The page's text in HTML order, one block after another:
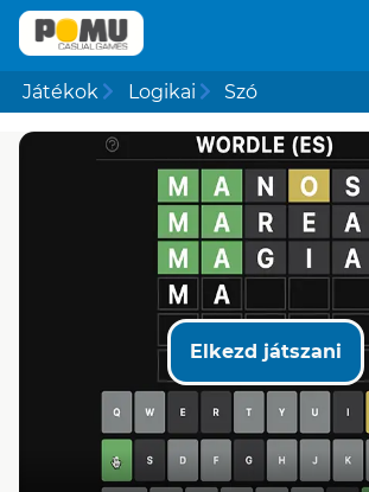
Játékok Logikai Szó
Elkezd játszani